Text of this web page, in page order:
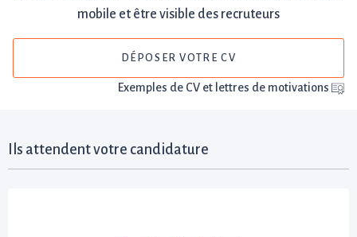
mobile et être visible des recruteurs
DÉPOSER VOTRE CV
Exemples de CV et lettres de motivations
Ils attendent votre candidature